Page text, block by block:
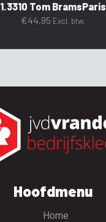
1.3310 Tom BramsParis
€44,95 Excl. btw.
Hoofdmenu
Home